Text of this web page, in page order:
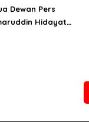
Dewan Pers
Hidayat